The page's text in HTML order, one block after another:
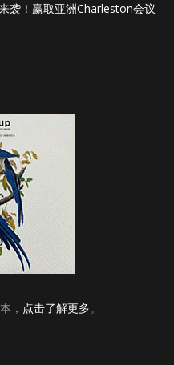
袭！赢取亚洲Charleston会议
， 点击了解更多。